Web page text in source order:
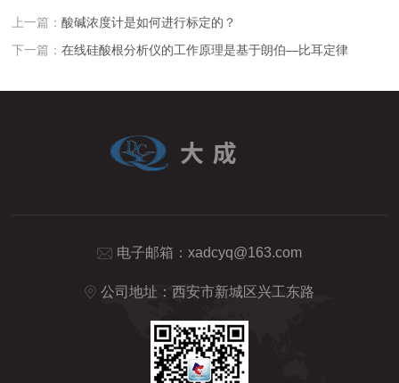
上一篇：酸碱浓度计是如何进行标定的？
下一篇：在线硅酸根分析仪的工作原理是基于朗伯—比耳定律
电子邮箱： xadcyq@163.com
公司地址：西安市新城区兴工东路